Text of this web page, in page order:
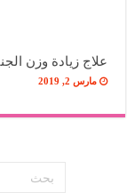
علاج زيادة وزن
مارس 2, 2019